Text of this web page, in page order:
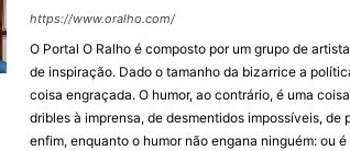
https://www.oralho.com/
O Portal O Ralho é composto por um grupo de
de inspiração. Dado o tamanho da bizarrice a
coisa engraçada. O humor, ao contrário, é uma
dribles à imprensa, de desmentidos impossíveis, de
enfim, enquanto o humor não engana ninguém: ou